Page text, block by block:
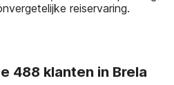
reiservaring.
488 klanten in Brela